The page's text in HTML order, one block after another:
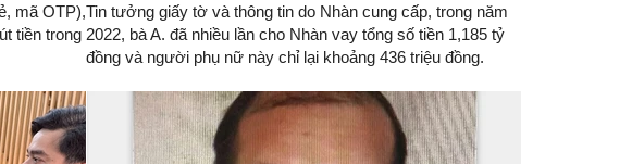
mã OTP),
tiền trong
Tin tưởng giấy tờ và thông tin do Nhàn cung cấp, trong năm
2022, bà A. đã nhiều lần cho Nhàn vay tổng số tiền 1,185 tỷ
đồng và người phụ nữ này chỉ lại khoảng 436 triệu đồng.